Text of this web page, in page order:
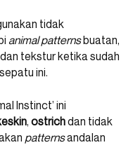
tidak
animal patternsbuatan,
tekstur ketika sudah
ini.
Instinct’ ini
, ostrichdan tidak
patternsandalan